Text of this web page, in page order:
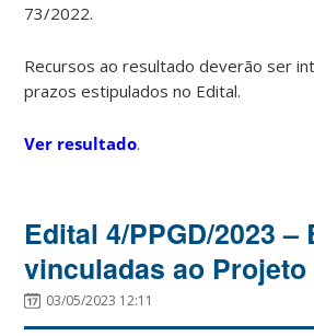
73/2022.
Recursos ao resultado deverão ser
prazos estipulados no Edital.
Ver resultado.
Edital 4/PPGD/2023 –
vinculadas ao Projeto
03/05/2023 12:11